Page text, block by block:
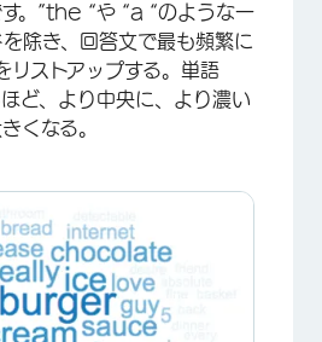
。”the “や “a “のような一
除き、回答文で最も頻繁に
ストアップする。単語
ど、より中央に、より濃い
くなる。